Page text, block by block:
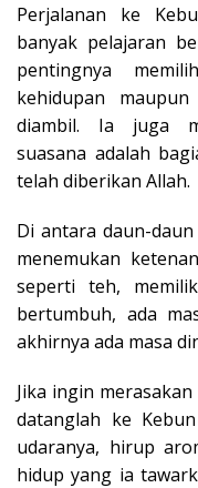
Perjalanan ke
banyak pelajaran
pentingnya
kehidupan
diambil. Ia juga
suasana adalah
telah diberikan Allah.
Di antara daun-
menemukan
seperti teh,
bertumbuh, ada
akhirnya ada masa
Jika ingin
datanglah ke
udaranya, hirup
hidup yang ia